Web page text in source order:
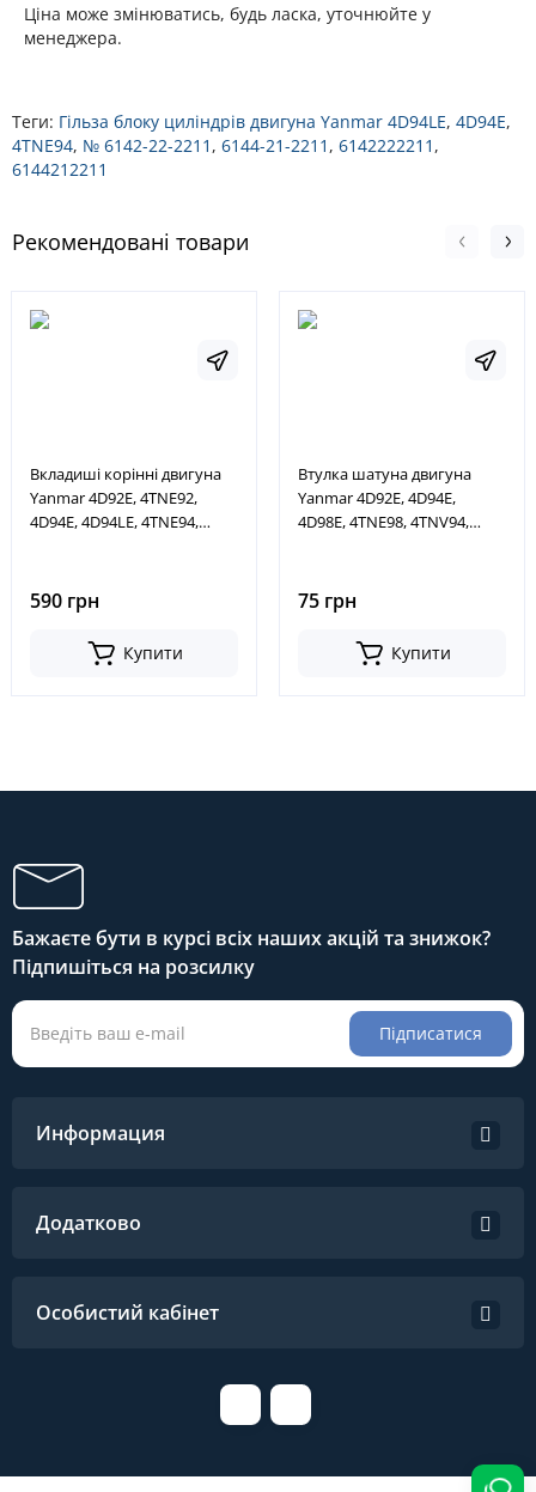
Ціна може змінюватись, будь ласка, уточнюйте у
менеджера.
Теги: Гільза блоку циліндрів двигуна Yanmar 4D94LE, 4D94E,
4TNE94, № 6142-22-2211 , 6144-21-2211 , 6142222211 ,
6144212211
Рекомендовані товари
Вкладиші корінні двигуна
Yanmar 4D92E, 4TNE92,
4D94E, 4D94LE, 4TNE94,
023400, YM1
590 грн
Купити
Втулка шатуна двигуна
Yanmar 4D92E, 4D94E,
4D98E, 4TNE98, 4TNV94,
75 грн
Купити
Бажаєте бути в курсі всіх наших акцій та знижок?
Підпишіться на розсилку
Підписатися
Информация
Додатково
Особистий кабінет